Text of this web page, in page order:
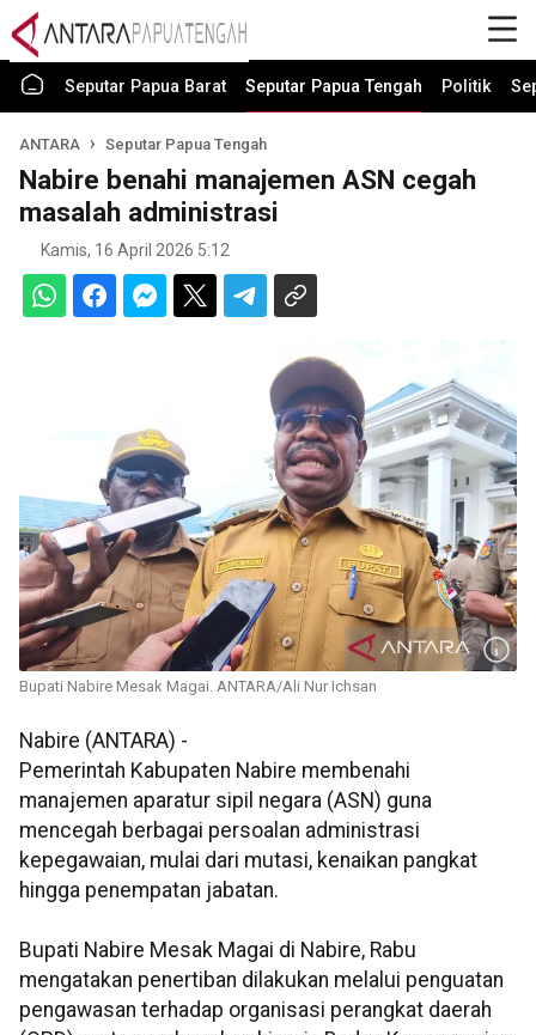
Seputar Papua Barat Seputar Papua Tengah Politik
ANTARA Seputar Papua Tengah
Nabire benahi manajemen ASN cegah
masalah administrasi
Kamis, 16 April 2026 5:12
Bupati Nabire Mesak Magai. ANTARA/Ali Nur Ichsan
Nabire (ANTARA) -
Pemerintah Kabupaten Nabire membenahi
manajemen aparatur sipil negara (ASN) guna
mencegah berbagai persoalan administrasi
kepegawaian, mulai dari mutasi, kenaikan pangkat
hingga penempatan jabatan.
Bupati Nabire Mesak Magai di Nabire, Rabu
mengatakan penertiban dilakukan melalui penguatan
pengawasan terhadap organisasi perangkat daerah